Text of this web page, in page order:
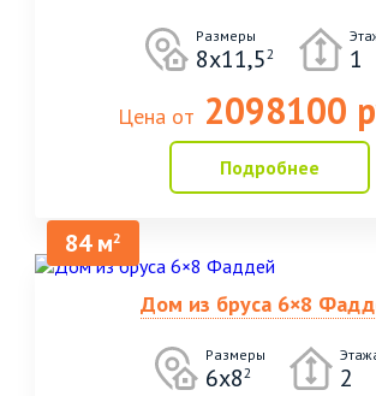
Размеры
8х11,52 1
Цена от 2098100
Подробнее
84 м2
Дом из бруса 6×8
Размеры
6x82 2